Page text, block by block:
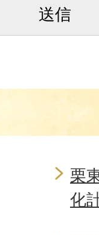
栗
化